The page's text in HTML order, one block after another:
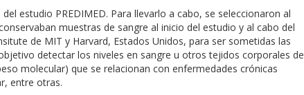
estudio PREDIMED. Para llevarlo a cabo, se seleccionaron al
muestras de sangre al inicio del estudio y al cabo del
de MIT y Harvard, Estados Unidos, para ser sometidas las
detectar los niveles en sangre u otros tejidos corporales de
molecular) que se relacionan con enfermedades crónicas
entre otras.